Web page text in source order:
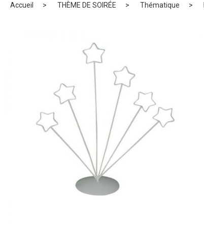
Accueil THÈME DE SOIRÉE Thématique